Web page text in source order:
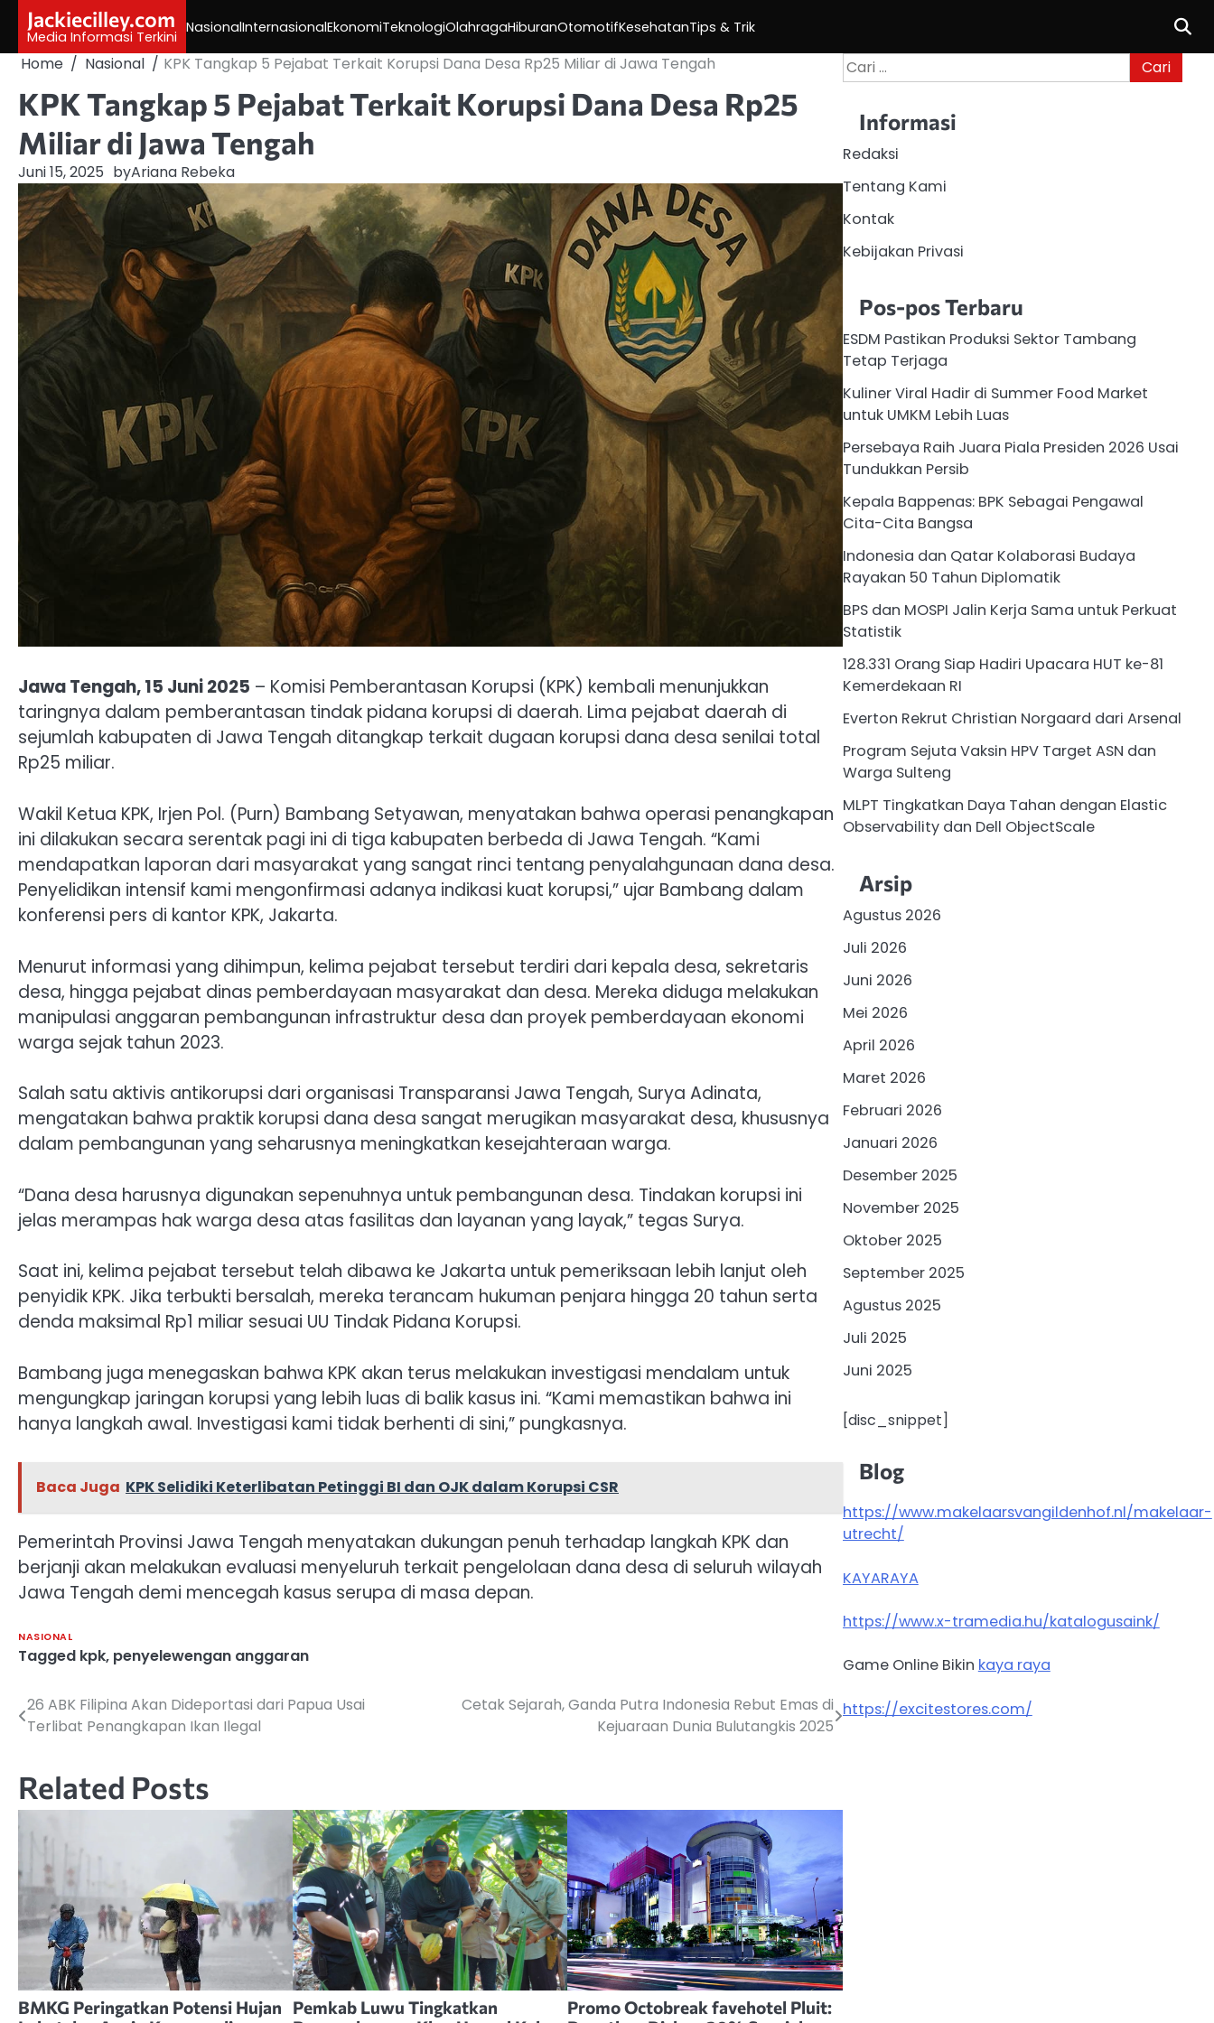
content
Jackiecilley.com
Media Informasi Terkini
NasionalInternasionalEkonomiTeknologiOlahragaHiburanOtomotifKesehatanTips & Trik
Home Nasional KPK Tangkap 5 Pejabat Terkait Korupsi Dana Desa Rp25 Miliar di Jawa Tengah
KPK Tangkap 5 Pejabat Terkait Korupsi Dana Desa Rp25
Miliar di Jawa Tengah
Juni 15, 2025 byAriana Rebeka
Jawa Tengah, 15 Juni 2025 – Komisi Pemberantasan Korupsi (KPK) kembali menunjukkan
taringnya dalam pemberantasan tindak pidana korupsi di daerah. Lima pejabat daerah di
sejumlah kabupaten di Jawa Tengah ditangkap terkait dugaan korupsi dana desa senilai total
Rp25 miliar.
Wakil Ketua KPK, Irjen Pol. (Purn) Bambang Setyawan, menyatakan bahwa operasi penangkapan
ini dilakukan secara serentak pagi ini di tiga kabupaten berbeda di Jawa Tengah. “Kami
mendapatkan laporan dari masyarakat yang sangat rinci tentang penyalahgunaan dana desa.
Penyelidikan intensif kami mengonfirmasi adanya indikasi kuat korupsi,” ujar Bambang dalam
konferensi pers di kantor KPK, Jakarta.
Menurut informasi yang dihimpun, kelima pejabat tersebut terdiri dari kepala desa, sekretaris
desa, hingga pejabat dinas pemberdayaan masyarakat dan desa. Mereka diduga melakukan
manipulasi anggaran pembangunan infrastruktur desa dan proyek pemberdayaan ekonomi
warga sejak tahun 2023.
Salah satu aktivis antikorupsi dari organisasi Transparansi Jawa Tengah, Surya Adinata,
mengatakan bahwa praktik korupsi dana desa sangat merugikan masyarakat desa, khususnya
dalam pembangunan yang seharusnya meningkatkan kesejahteraan warga.
“Dana desa harusnya digunakan sepenuhnya untuk pembangunan desa. Tindakan korupsi ini
jelas merampas hak warga desa atas fasilitas dan layanan yang layak,” tegas Surya.
Saat ini, kelima pejabat tersebut telah dibawa ke Jakarta untuk pemeriksaan lebih lanjut oleh
penyidik KPK. Jika terbukti bersalah, mereka terancam hukuman penjara hingga 20 tahun serta
denda maksimal Rp1 miliar sesuai UU Tindak Pidana Korupsi.
Bambang juga menegaskan bahwa KPK akan terus melakukan investigasi mendalam untuk
mengungkap jaringan korupsi yang lebih luas di balik kasus ini. “Kami memastikan bahwa ini
hanya langkah awal. Investigasi kami tidak berhenti di sini,” pungkasnya.
Baca Juga KPK Selidiki Keterlibatan Petinggi BI dan OJK dalam Korupsi CSR
Pemerintah Provinsi Jawa Tengah menyatakan dukungan penuh terhadap langkah KPK dan
berjanji akan melakukan evaluasi menyeluruh terkait pengelolaan dana desa di seluruh wilayah
Jawa Tengah demi mencegah kasus serupa di masa depan.
NASIONAL
Tagged kpk, penyelewengan anggaran
Navigasi
26 ABK Filipina Akan Dideportasi dari Papua Usai
Terlibat Penangkapan Ikan Ilegal
Cetak Sejarah, Ganda Putra Indonesia Rebut Emas di
Kejuaraan Dunia Bulutangkis 2025
Related Posts
BMKG Peringatkan Potensi Hujan
Pemkab Luwu Tingkatkan
Promo Octobreak favehotel Pluit:
Cari
untuk:
Informasi
Redaksi
Tentang Kami
Kontak
Kebijakan Privasi
Pos-pos Terbaru
ESDM Pastikan Produksi Sektor Tambang
Tetap Terjaga
Kuliner Viral Hadir di Summer Food Market
untuk UMKM Lebih Luas
Persebaya Raih Juara Piala Presiden 2026 Usai
Tundukkan Persib
Kepala Bappenas: BPK Sebagai Pengawal
Cita-Cita Bangsa
Indonesia dan Qatar Kolaborasi Budaya
Rayakan 50 Tahun Diplomatik
BPS dan MOSPI Jalin Kerja Sama untuk Perkuat
Statistik
128.331 Orang Siap Hadiri Upacara HUT ke-81
Kemerdekaan RI
Everton Rekrut Christian Norgaard dari Arsenal
Program Sejuta Vaksin HPV Target ASN dan
Warga Sulteng
MLPT Tingkatkan Daya Tahan dengan Elastic
Observability dan Dell ObjectScale
Arsip
Agustus 2026
Juli 2026
Juni 2026
Mei 2026
April 2026
Maret 2026
Februari 2026
Januari 2026
Desember 2025
November 2025
Oktober 2025
September 2025
Agustus 2025
Juli 2025
Juni 2025
[disc_snippet]
Blog
https://www.makelaarsvangildenhof.nl/makelaar-
utrecht/
KAYARAYA
https://www.x-tramedia.hu/katalogusaink/
Game Online Bikin kaya raya
https://excitestores.com/